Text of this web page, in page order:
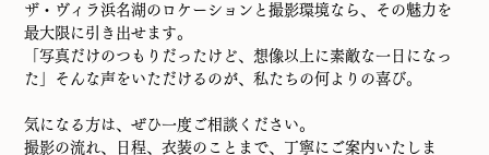
ザ・ヴィラ浜名湖のロケーションと撮影環境なら、その魅力を
最大限に引き出せます。
「写真だけのつもりだったけど、想像以上に素敵な一日になっ
た」そんな声をいただけるのが、私たちの何よりの喜び。
気になる方は、ぜひ一度ご相談ください。
撮影の流れ、日程、衣装のことまで、丁寧にご案内いたしま